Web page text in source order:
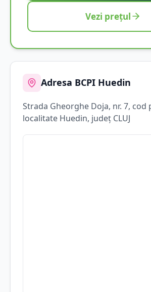
Vezi prețul
Adresa BCPI Huedin
Strada Gheorghe Doja, nr. 7, cod
localitate Huedin, județ CLUJ